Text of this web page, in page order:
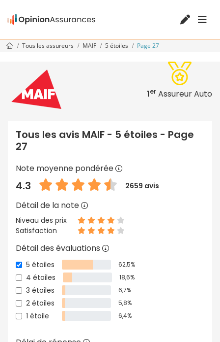
Tous les assureurs MAIF 5 étoiles Page 27
Tous les avis MAIF - 5 étoiles - Page
27
Note moyenne pondérée
4.3 2659 avis
Détail de la note
Niveau des prix
Satisfaction
Détail des évaluations
5 étoiles 62,5%
4 étoiles 18,6%
3 étoiles 6,7%
2 étoiles 5,8%
1 étoile 6,4%
1er Assureur Auto